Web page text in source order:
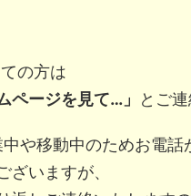
の方は
ページを見て…」
とご連
や移動中のためお電話
ざいますが、